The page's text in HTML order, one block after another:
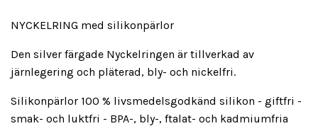
NYCKELRING med silikonpärlor
Den silver färgade Nyckelringen är tillverkad av
järnlegering och pläterad, bly- och nickelfri.
Silikonpärlor 100 % livsmedelsgodkänd silikon - giftfri -
smak- och luktfri - BPA-, bly-, ftalat- och kadmiumfria